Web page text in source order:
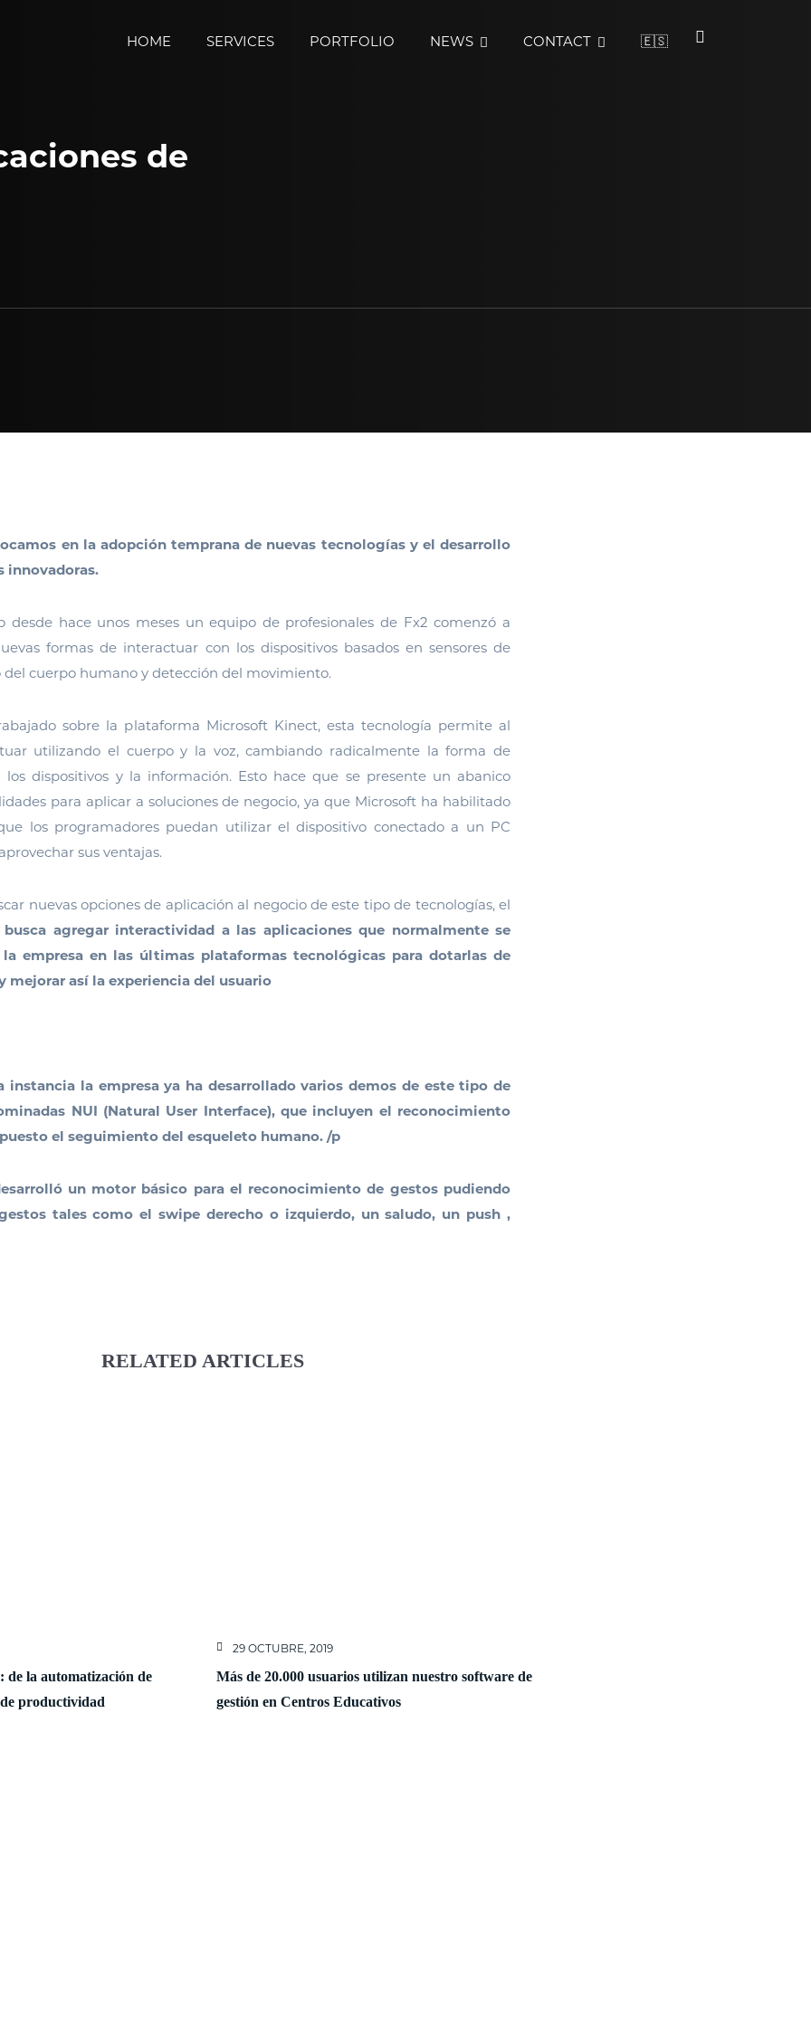
HOME SERVICES PORTFOLIO NEWS CONTACT 🇪🇸
de
en la adopción temprana de nuevas tecnologías y el desarrollo
innovadoras.
desde hace unos meses un equipo de profesionales de Fx2 comenzó a
formas de interactuar con los dispositivos basados en sensores de
cuerpo humano y detección del movimiento.
sobre la plataforma Microsoft Kinect, esta tecnología permite al
utilizando el cuerpo y la voz, cambiando radicalmente la forma de
dispositivos y la información. Esto hace que se presente un abanico
para aplicar a soluciones de negocio, ya que Microsoft ha habilitado
los programadores puedan utilizar el dispositivo conectado a un PC
sus ventajas.
nuevas opciones de aplicación al negocio de este tipo de tecnologías, el
busca agregar interactividad a las aplicaciones que normalmente se
la empresa en las últimas plataformas tecnológicas para dotarlas de
mejorar así la experiencia del usuario
instancia la empresa ya ha desarrollado varios demos de este tipo de
NUI (Natural User Interface), que incluyen el reconocimiento
el seguimiento del esqueleto humano. /p
un motor básico para el reconocimiento de gestos pudiendo
tales como el swipe derecho o izquierdo, un saludo, un push ,
RELATED ARTICLES
la automatización de
productividad
29 OCTUBRE, 2019
Más de 20.000 usuarios utilizan nuestro software de
gestión en Centros Educativos